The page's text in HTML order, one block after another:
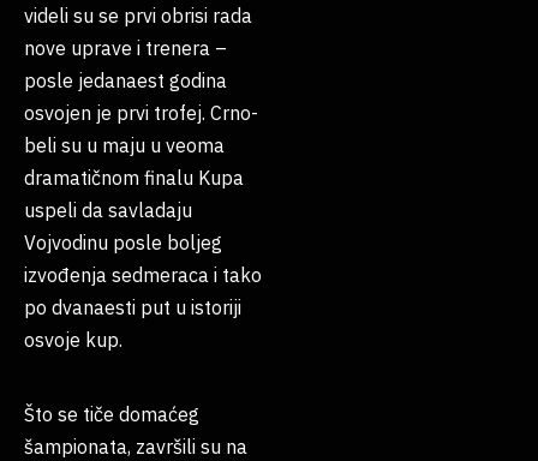
videli su se prvi obrisi rada
nove uprave i trenera –
posle jedanaest godina
osvojen je prvi trofej. Crno-
beli su u maju u veoma
dramatičnom finalu Kupa
uspeli da savladaju
Vojvodinu posle boljeg
izvođenja sedmeraca i tako
po dvanaesti put u istoriji
osvoje kup.
Što se tiče domaćeg
šampionata, završili su na